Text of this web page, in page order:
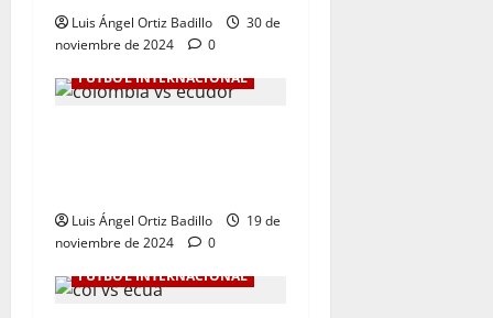
Luis Ángel Ortiz Badillo
30 de
noviembre de 2024
0
FÚTBOL INTERNACIONAL
Luis Ángel Ortiz Badillo
19 de
noviembre de 2024
0
FÚTBOL INTERNACIONAL